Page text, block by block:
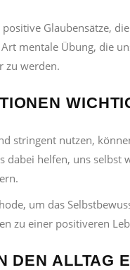
Glaubensätze,
mentale Übung, die
zu werden.
stringent nutzen,
dabei helfen, uns
um das
zu einer positiveren
DEN ALLTAG